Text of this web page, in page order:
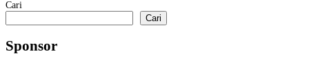
Cari
Cari
Sponsor